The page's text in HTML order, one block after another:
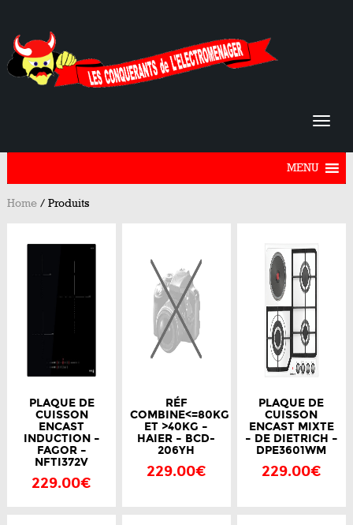
MENU
Home / Produits
PLAQUE DE
CUISSON
ENCAST
INDUCTION –
FAGOR –
NFTI372V
229.00€
RÉF
COMBINE<=80KG
ET >40KG –
HAIER – BCD-
206YH
229.00€
PLAQUE DE
CUISSON
ENCAST MIXTE
– DE DIETRICH –
DPE3601WM
229.00€